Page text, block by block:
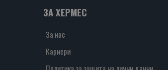
ЗА ХЕРМЕС
За нас
Кариери